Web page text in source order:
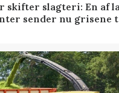
skifter slagteri: En af
sender nu grisene